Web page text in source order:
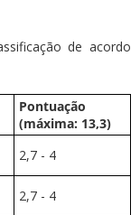
de acordo
Pontuação
(máxima: 13,3)
2,7 - 4
2,7 - 4